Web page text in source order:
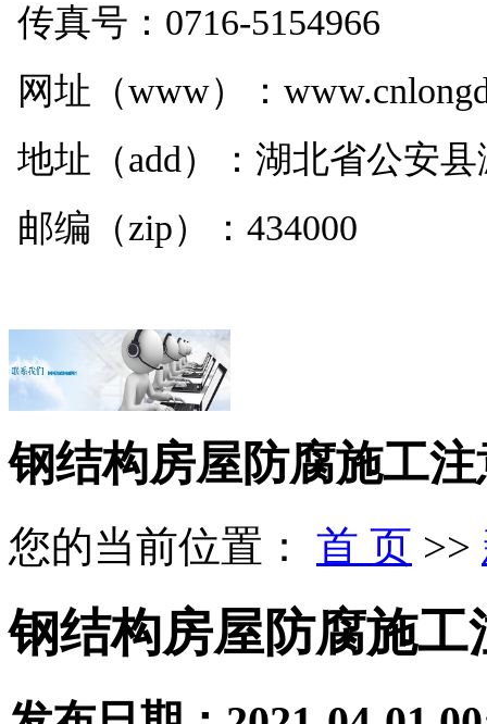
传真号：0716-5154966
网址（www）：
地址（add）：湖北省公安
邮编（zip）：434000
钢结构房屋防腐施工
您的当前位置： 首 页 >>
钢结构房屋防腐施工